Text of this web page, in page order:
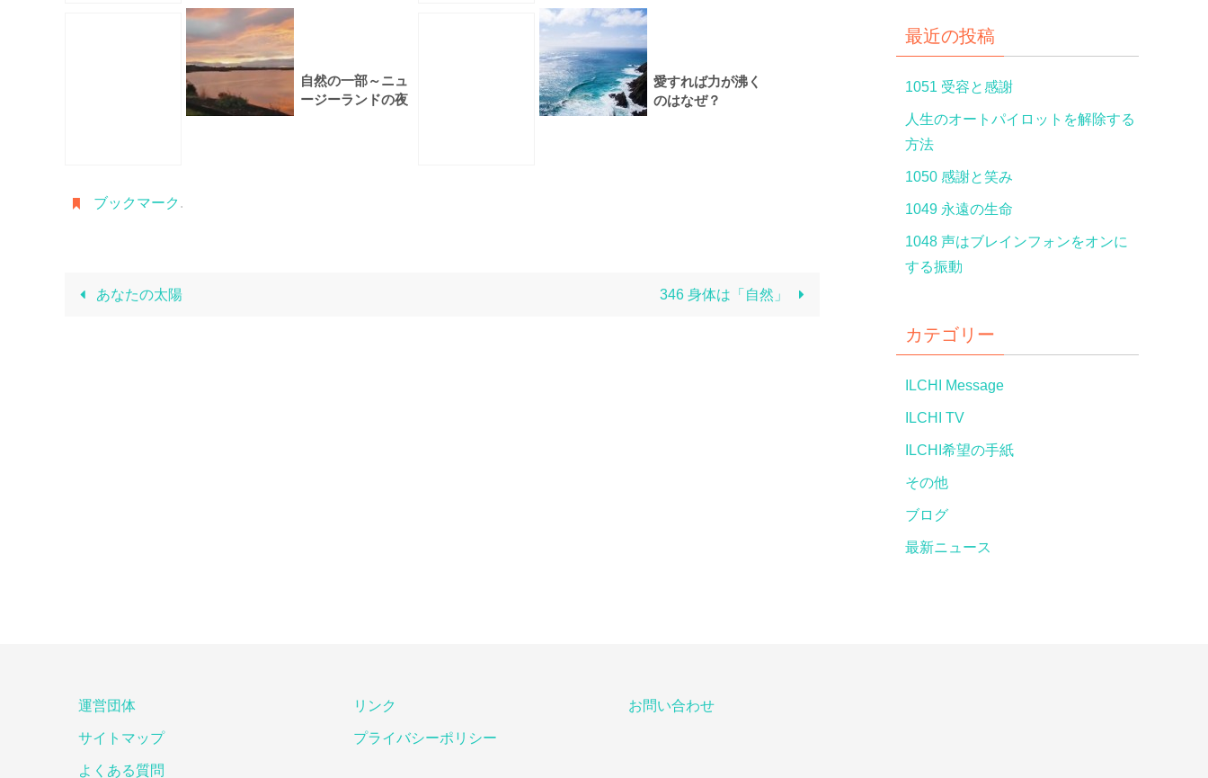
自然の一部～ニュ
ージーランドの夜
愛すれば力が沸く
のはなぜ？
ブックマーク .
あなたの太陽 346 身体は「自然」
最近の投稿
1051 受容と感謝
人生のオートパイロットを解除する
方法
1050 感謝と笑み
1049 永遠の生命
1048 声はブレインフォンをオンに
する振動
カテゴリー
ILCHI Message
ILCHI TV
ILCHI希望の手紙
その他
ブログ
最新ニュース
運営団体
サイトマップ
よくある質問
リンク
プライバシーポリシー
お問い合わせ